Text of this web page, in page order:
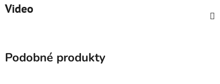
Video
Podobné produkty